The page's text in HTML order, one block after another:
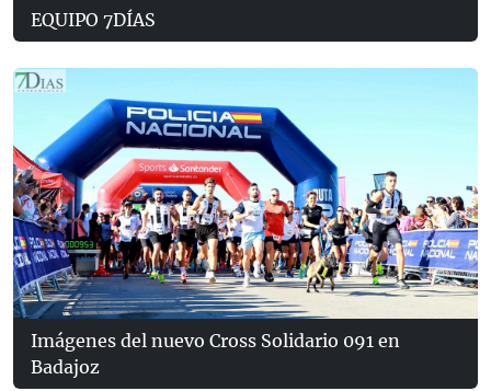
EQUIPO 7DÍAS
Imágenes del nuevo Cross Solidario 091 en
Badajoz